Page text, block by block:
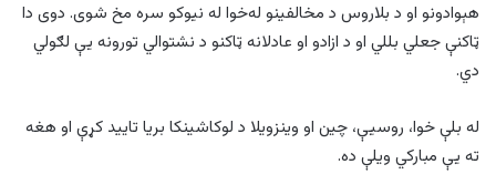
هېوادونو او د بلاروس د مخالفینو له‌خوا له نیوکو سره مخ شوی. دوی دا
ټاکنې جعلي بللي او د ازادو او عادلانه ټاکنو د نشتوالي تورونه یې لګولي
دي.
له بلې خوا، روسیې، چین او وینزویلا د لوکاشینکا بریا تایید کړې او هغه
ته یې مبارکي ویلې ده.